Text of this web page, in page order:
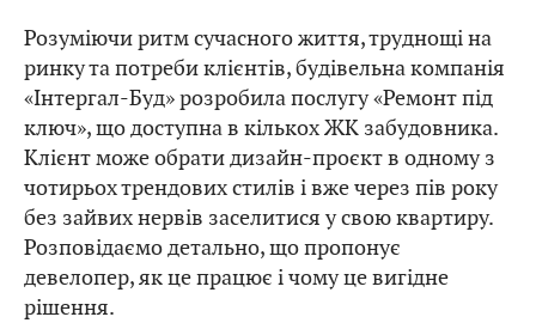
Розуміючи ритм сучасного життя, труднощі на
ринку та потреби клієнтів, будівельна компанія
«Інтергал-Буд» розробила послугу «Ремонт під
ключ», що доступна в кількох ЖК забудовника.
Клієнт може обрати дизайн-проєкт в одному з
чотирьох трендових стилів і вже через пів року
без зайвих нервів заселитися у свою квартиру.
Розповідаємо детально, що пропонує
девелопер, як це працює і чому це вигідне
рішення.